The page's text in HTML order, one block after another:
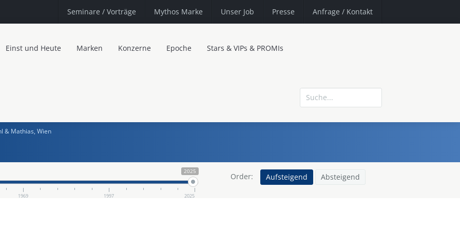
Seminare / Vorträge Mythos Marke Unser Job Presse Anfrage / Kontakt
Einst und Heute Marken Konzerne Epoche Stars & VIPs & PROMIs
& Mathias, Wien
2025
1969 1997 2025
Order: Aufsteigend Absteigend